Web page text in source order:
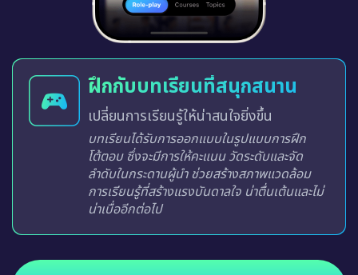
ฝึกกับบทเรียนที่สนุกสนาน
เปลี่ยนการเรียนรู้ให้น่าสนใจยิ่งขึ้น
บทเรียนได้รับการออกแบบในรูปแบบการฝึก
โต้ตอบ ซึ่งจะมีการให้คะแนน วัดระดับและจัด
ลำดับในกระดานผู้นำ ช่วยสร้างสภาพแวดล้อม
การเรียนรู้ที่สร้างแรงบันดาลใจ น่าตื่นเต้นและไม่
น่าเบื่ออีกต่อไป